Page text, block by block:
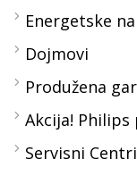
Energetske
Dojmovi
Produžena
Akcija! Philips
Servisni